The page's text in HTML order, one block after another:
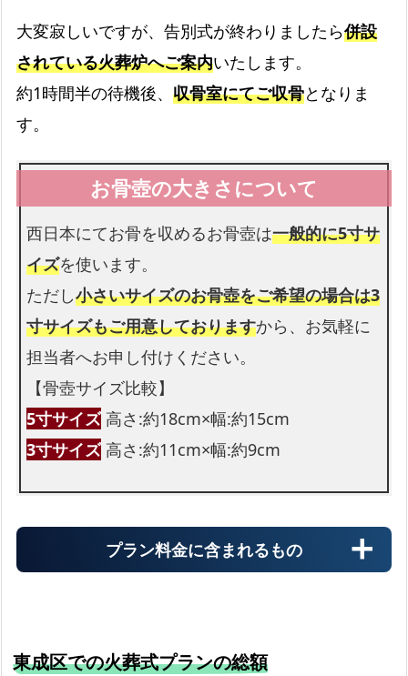
納棺切り花
お顔まわりを彩る切り花です
花束
お足元も花束を入れられます
大変寂しいですが、告別式が終わりましたら併設
されている火葬炉へご案内いたします。
約1時間半の待機後、 収骨室にてご収骨となりま
す。
西日本にてお骨を収めるお骨壺は一般的に5寸サ
イズを使います。
ただし小さいサイズのお骨壺をご希望の場合は3
寸サイズもご用意しておりますから、お気軽に
担当者へお申し付けください。
【骨壺サイズ比較】
5寸サイズ 高さ:約18cm×幅:約15cm
3寸サイズ 高さ:約11cm×幅:約9cm
プラン料金に含まれるもの
東成区での火葬式プランの総額